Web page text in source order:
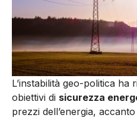
L’instabilità geo-politica ha
obiettivi di sicurezza
prezzi dell’energia,